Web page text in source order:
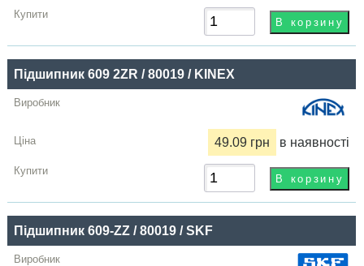
Підшипник 609 2ZR / 80019 / KINEX
49.09 грн в наявності
Підшипник 609-ZZ / 80019 / SKF